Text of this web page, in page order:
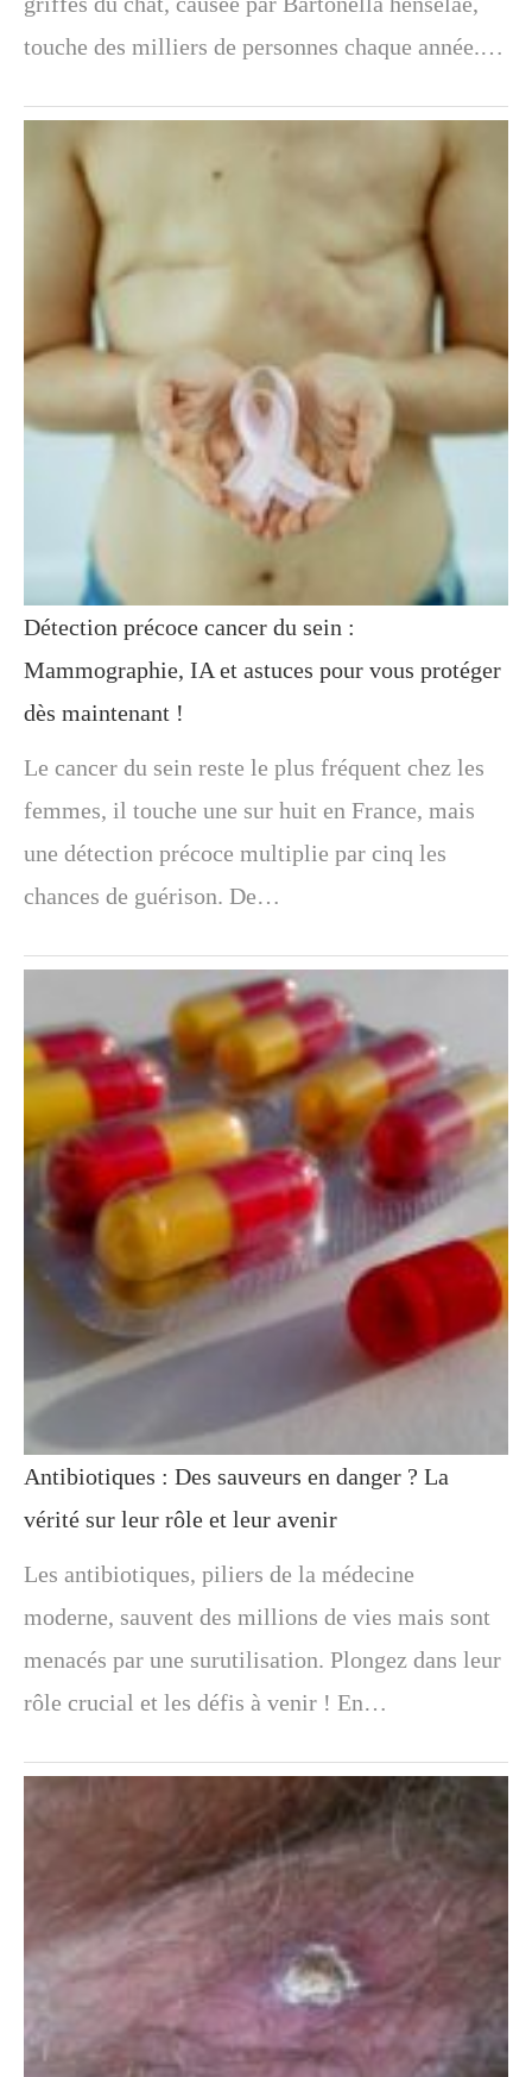
touche des milliers de personnes chaque année.…
Détection précoce cancer du sein :
Mammographie, IA et astuces pour vous protéger
dès maintenant !
Le cancer du sein reste le plus fréquent chez les
femmes, il touche une sur huit en France, mais
une détection précoce multiplie par cinq les
chances de guérison. De…
Antibiotiques : Des sauveurs en danger ? La
vérité sur leur rôle et leur avenir
Les antibiotiques, piliers de la médecine
moderne, sauvent des millions de vies mais sont
menacés par une surutilisation. Plongez dans leur
rôle crucial et les défis à venir ! En…